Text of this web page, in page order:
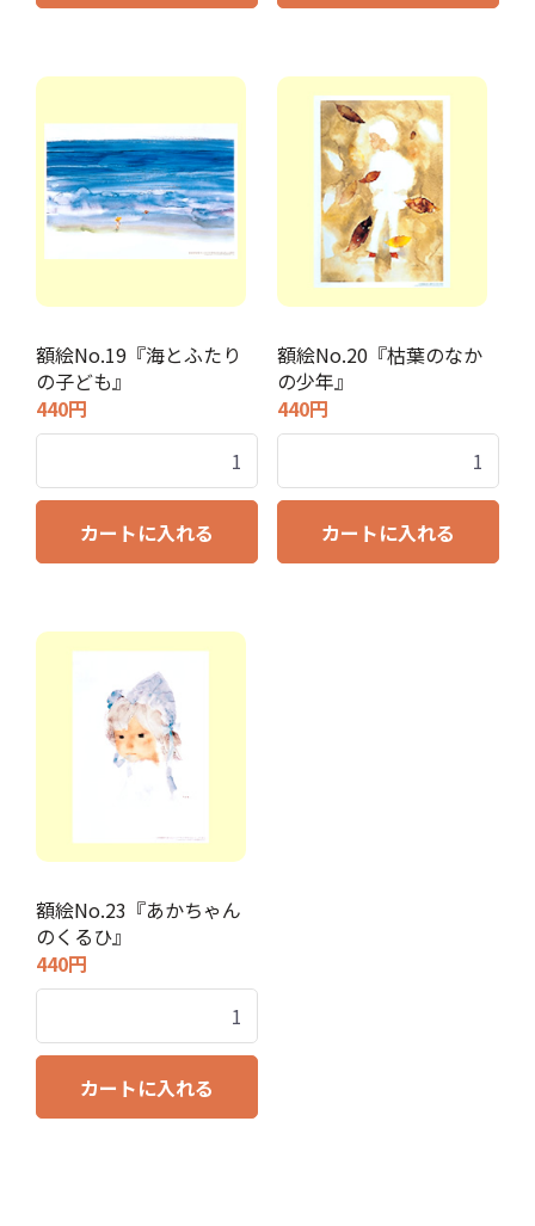
額絵No.19『海とふたり
の子ども』
440円
カートに入れる
額絵No.20『枯葉のなか
の少年』
440円
カートに入れる
額絵No.23『あかちゃん
のくるひ』
440円
カートに入れる